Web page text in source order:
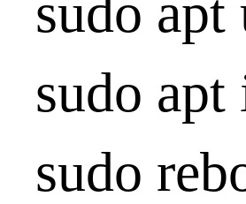
sudo apt
sudo
sudo